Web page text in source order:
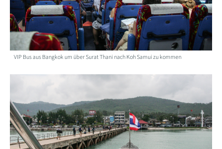
VIP Bus aus Bangkok um über Surat Thani nach Koh Samui zu kommen